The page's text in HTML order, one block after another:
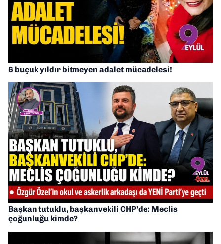
6 buçuk yıldır bitmeyen adalet mücadelesi!
Başkan tutuklu, başkanvekili CHP’de: Meclis
çoğunluğu kimde?